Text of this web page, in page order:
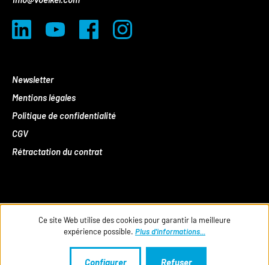
Newsletter
Mentions légales
Politique de confidentialité
CGV
Rétractation du contrat
Ce site Web utilise des cookies pour garantir la meilleure
expérience possible. Plus d'informations...
Refuser
Configurer